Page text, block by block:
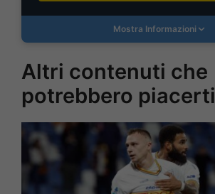
Mostra Informazioni
Altri contenuti che
potrebbero piacerti